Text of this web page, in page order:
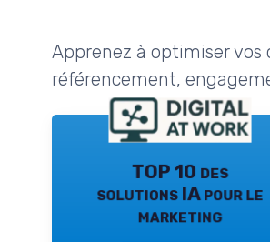
Apprenez à optimiser
référencement,
TOP 10 des
solutions IA pour le
marketing